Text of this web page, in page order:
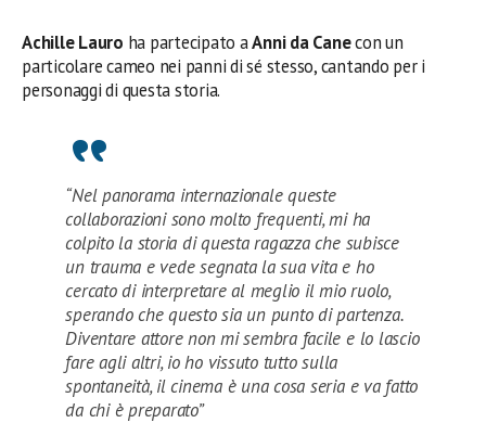
Achille Lauro ha partecipato aAnni da Canecon un
particolare cameo nei panni di sé stesso, cantando per i
personaggi di questa storia.
“Nel panorama internazionale queste
collaborazioni sono molto frequenti, mi ha
colpito la storia di questa ragazza che subisce
un trauma e vede segnata la sua vita e ho
cercato di interpretare al meglio il mio ruolo,
sperando che questo sia un punto di partenza.
Diventare attore non mi sembra facile e lo lascio
fare agli altri, io ho vissuto tutto sulla
spontaneità, il cinema è una cosa seria e va fatto
da chi è preparato”